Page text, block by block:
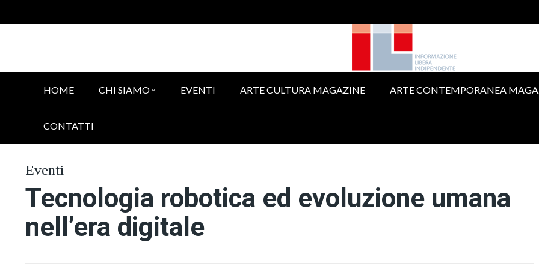
HOME CHI SIAMO EVENTI ARTE CULTURA MAGAZINE ARTE CONTEMPORANEA
CONTATTI
Eventi
Tecnologia robotica ed evoluzione umana
nell’era digitale